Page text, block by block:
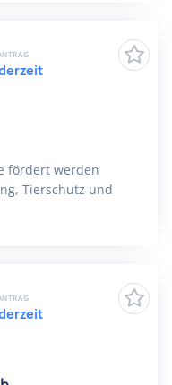
fördert werden
Tierschutz und